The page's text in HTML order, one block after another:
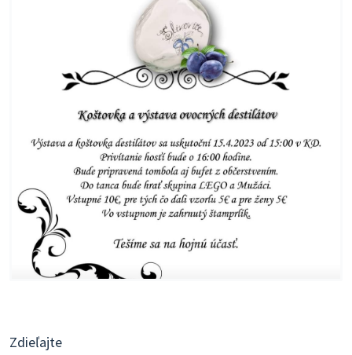
Zdieľajte